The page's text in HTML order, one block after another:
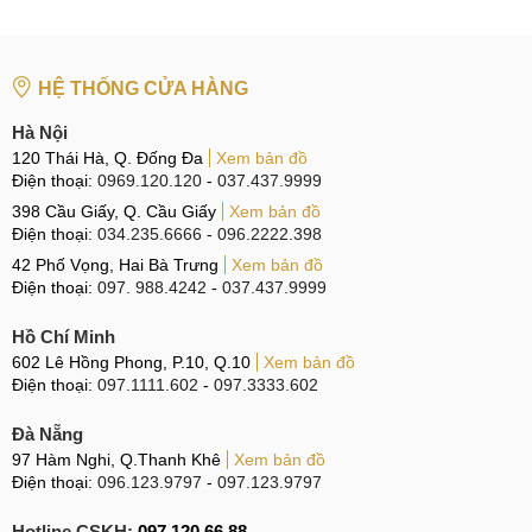
Poco F3
Cách 1:
dụng
Trước tiên phải đảm bảo nguồn điện sạc cho máy là ổn
định, thử dùng bộ sạc hiện tại cho một máy khác hoặc sạc
máy bằng bộ củ cáp chính hãng khác để đảm bảo lỗi không
đến từ nguồn điện và bộ cáp sạc.
Cách 2:Cập nhật phần mềm hoặc khôi phục cài đặt gốc
Nhiều khi lỗi phần mềm hoặc xung đột ứng dụng trong máy
nguồn, sập nguồn không rõ lý do. Để giải quyết tình huống
này, Quý khách chỉ cần cập nhật phiên bản phần mềm mới
HỆ THỐNG CỬA HÀNG
Hà Nội
120 Thái Hà, Q. Đống Đa
Xem bản đồ
Điện thoại: 0969.120.120 - 037.437.9999
398 Cầu Giấy, Q. Cầu Giấy
Xem bản đồ
Điện thoại: 034.235.6666 - 096.2222.398
42 Phố Vọng, Hai Bà Trưng
Xem bản đồ
Điện thoại: 097. 988.4242 - 037.437.9999
Hồ Chí Minh
602 Lê Hồng Phong, P.10, Q.10
Xem bản đồ
Điện thoại: 097.1111.602 - 097.3333.602
Đà Nẵng
97 Hàm Nghi, Q.Thanh Khê
Xem bản đồ
Điện thoại: 096.123.9797 - 097.123.9797